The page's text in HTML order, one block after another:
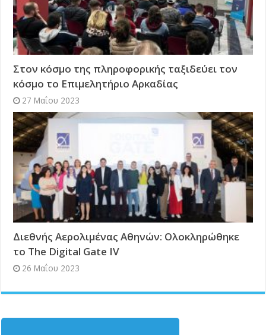
Στον κόσμο της πληροφορικής ταξιδεύει τον
κόσμο το Επιμελητήριο Αρκαδίας
27 Μαΐου 2023
Διεθνής Αερολιμένας Αθηνών: Ολοκληρώθηκε
το The Digital Gate IV
26 Μαΐου 2023